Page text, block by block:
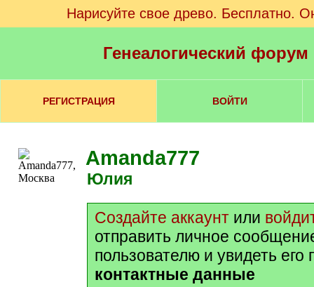
Нарисуйте свое древо. Бесплатно.
Генеалогический
РЕГИСТРАЦИЯ ВОЙТИ
Amanda777
Юлия
Создайте аккаунт или
отправить личное
пользователю и увидеть его
контактные данные